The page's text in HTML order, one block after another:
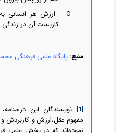
O
ارزش هر انسانی
کاربست آن در
منبع:پایگاه علمی فرهنگی
[1] نویسندگان این
مفهوم عقل،ارزش و کاربردش
نموده‌اند که در بخش